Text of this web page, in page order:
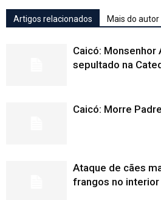
Artigos relacionados Mais do autor
Caicó: Monsenhor
sepultado na
Caicó: Morre
Ataque de cães
frangos no